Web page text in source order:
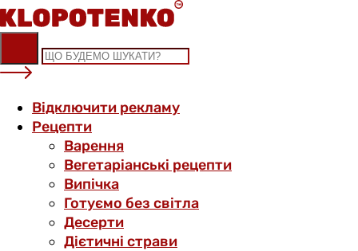
Skip
to
content
Відключити рекламу
Рецепти
Варення
Вегетаріанські рецепти
Випічка
Готуємо без світла
Десерти
Дієтичні страви